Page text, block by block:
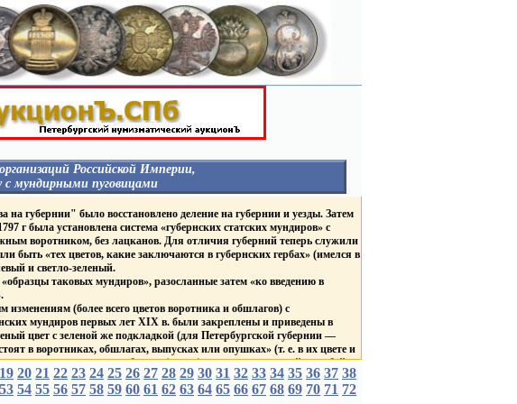
Российской Империи,
с мундирными пуговицами
ФИНАНСОВ
Инсп.
банки
стража
и акцизная
ГОС. ИМУЩЕСТВ
горных инженеров
ОБЩЕСТВА
- ТЕЛЕГРАФ. ВЕД.
ФЛОТ
Флот
клубы
УЧЕБНЫЕ
НЕГОСУДАРСТВЕННЫЕ
ОРГАНИЗАЦИИ
ГУБЕРНИИ И ГОРОДА
Россия
Курская Губерния
ВЕД. БЛАГОТВ. УЧРЕЖД.
ЛИВРЕЙНЫЕ С
ДВОРЯНСКИМИ
ГЕРБАМИ
Россия
Царство Польское
С брачными гербами
короны
губернии" было восстановлено деление на губернии и уезды. Затем
г была установлена система «губернских статских мундиров» с
воротником, без лацканов. Для отличия губерний теперь служили
«тех цветов, какие заключаются в губернских гербах» (имелся в
и светло-зеленый.
таковых мундиров», разосланные затем «ко введению в
(более всего цветов воротника и обшлагов) с
мундиров первых лет XIX в. были закреплены и приведены в
цвет с зеленой же подкладкой (для Петербургской губернии —
в воротниках, обшлагах, выпусках или опушках» (т. е. в их цвете и
восемь «разборов» (групп) мундиров: красный, голубой,
и вице-губернаторов «по цветам, каждой губернии
19 20 21 22 23 24 25 26 27 28 29 30 31 32 33 34 35 36 37 38
53 54 55 56 57 58 59 60 61 62 63 64 65 66 67 68 69 70 71 72